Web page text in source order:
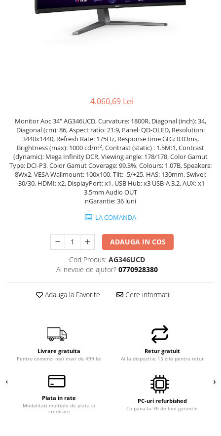
Incarcatoare laptop
Incarcatoare laptop refurbished
Placi VIDEO
PC All-in-One
Calculatoare All-in-One NOI
All-in-One REFURBISHED
Calculatoare All-in-One RENEW
Componente All-in-One
4.060,69 Lei
Monitor Aoc 34" AG346UCD, Curvature: 1800R, Diagonal (inch): 34,
Diagonal (cm): 86, Aspect ratio: 21:9, Panel: QD-OLED, Resolution:
3440x1440, Refresh Rate: 175Hz, Response time GtG: 0.03ms,
Brightness (max): 1000 cd/m², Contrast (static) : 1.5M:1, Contrast
(dynamic): Mega Infinity DCR, Viewing angle: 178/178, Color Gamut
Type: DCI-P3, Color Gamut Coverage: 99.3%, Colours: 1.07B, Speakers:
8Wx2, VESA Wallmount: 100x100, Tilt: -5/+25, HAS: 130mm, Swivel:
-30/30, HDMI: x2, DisplayPort: x1, USB Hub: x3 USB-A 3.2, AUX: x1
3.5mm Audio OUT
nGarantie: 36 luni
LA COMANDA
ADAUGA IN COS
Cod Produs: AG346UCD
Ai nevoie de ajutor? 0770928380
Adauga la Favorite Cere informatii
Livrare gratuita
Pentru comenzi mai mari de 499 lei
Retur gratuit
Ai la dispozitie 15 zile pentru retur
Plata in rate
Modalitati multiple de plata si
creditare
PC-uri refurbished
Cu pana la 36 de luni garantie